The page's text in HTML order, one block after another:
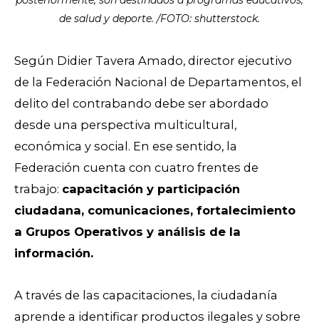
de salud y deporte. /FOTO: shutterstock.
Según Didier Tavera Amado, director ejecutivo
de la Federación Nacional de Departamentos, el
delito del contrabando debe ser abordado
desde una perspectiva multicultural,
económica y social. En ese sentido, la
Federación cuenta con cuatro frentes de
trabajo: capacitación y participación
ciudadana, comunicaciones, fortalecimiento
a Grupos Operativos y análisis de la
información.
A través de las capacitaciones, la ciudadanía
aprende a identificar productos ilegales y sobre